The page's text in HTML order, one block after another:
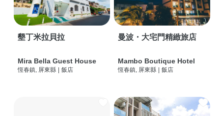
墾丁米拉貝拉
Mira Bella Guest House
恆春鎮, 屏東縣 飯店
曼波・大宅門精緻旅店
Mambo Boutique Hotel
恆春鎮, 屏東縣 飯店